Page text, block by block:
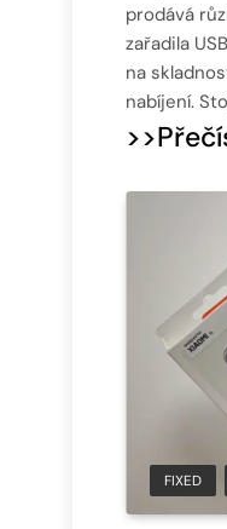
prodává
zařadila
na
nabíjení.
FIXED